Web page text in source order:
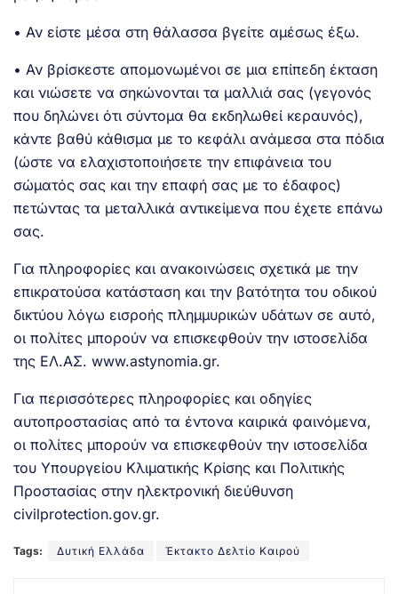
• Αν είστε μέσα στη θάλασσα βγείτε αμέσως έξω.
• Αν βρίσκεστε απομονωμένοι σε μια επίπεδη έκταση
και νιώσετε να σηκώνονται τα μαλλιά σας (γεγονός
που δηλώνει ότι σύντομα θα εκδηλωθεί κεραυνός),
κάντε βαθύ κάθισμα με το κεφάλι ανάμεσα στα πόδια
(ώστε να ελαχιστοποιήσετε την επιφάνεια του
σώματός σας και την επαφή σας με το έδαφος)
πετώντας τα μεταλλικά αντικείμενα που έχετε επάνω
σας.
Για πληροφορίες και ανακοινώσεις σχετικά με την
επικρατούσα κατάσταση και την βατότητα του οδικού
δικτύου λόγω εισροής πλημμυρικών υδάτων σε αυτό,
οι πολίτες μπορούν να επισκεφθούν την ιστοσελίδα
της ΕΛ.ΑΣ. www.astynomia.gr.
Για περισσότερες πληροφορίες και οδηγίες
αυτοπροστασίας από τα έντονα καιρικά φαινόμενα,
οι πολίτες μπορούν να επισκεφθούν την ιστοσελίδα
του Υπουργείου Κλιματικής Κρίσης και Πολιτικής
Προστασίας στην ηλεκτρονική διεύθυνση
civilprotection.gov.gr.
Tags: Δυτική Ελλάδα Έκτακτο Δελτίο Καιρού